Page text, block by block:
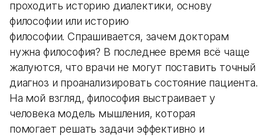
проходить историю диалектики, основу
философии или историю
философии. Спрашивается, зачем докторам
нужна философия? В последнее время всё чаще
жалуются, что врачи не могут поставить точный
диагноз и проанализировать состояние пациента.
На мой взгляд, философия выстраивает у
человека модель мышления, которая
помогает решать задачи эффективно и